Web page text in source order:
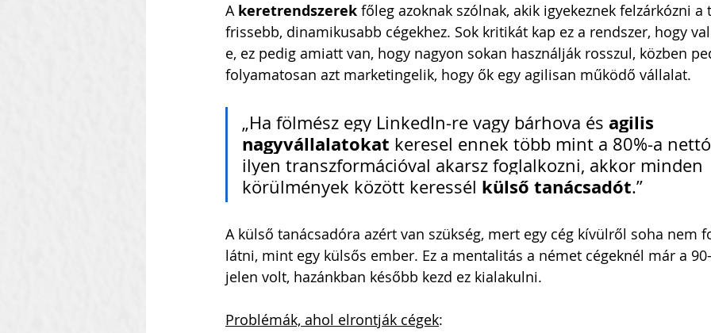
A keretrendszerek főleg azoknak szólnak, akik igyekeznek felzárkózni
frissebb, dinamikusabb cégekhez. Sok kritikát kap ez a rendszer, hogy
e, ez pedig amiatt van, hogy nagyon sokan használják rosszul, közben
folyamatosan azt marketingelik, hogy ők egy agilisan működő vállalat.
„Ha fölmész egy LinkedIn-re vagy bárhova és agilis
nagyvállalatokat keresel ennek több mint a 80%-a
ilyen transzformációval akarsz foglalkozni, akkor minden
körülmények között keressél külső tanácsadót.”
A külső tanácsadóra azért van szükség, mert egy cég kívülről soha nem
látni, mint egy külsős ember. Ez a mentalitás a német cégeknél már a
jelen volt, hazánkban később kezd ez kialakulni.
Problémák, ahol elrontják cégek: